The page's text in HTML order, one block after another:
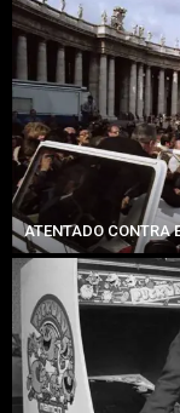
ATENTADO CONTRA